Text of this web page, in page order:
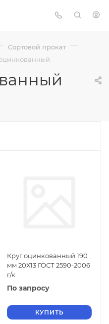
Сортовой прокат —
Круг оцинкованный 190
мм 20Х13 ГОСТ 2590-2006
г/к
По запросу
КУПИТЬ